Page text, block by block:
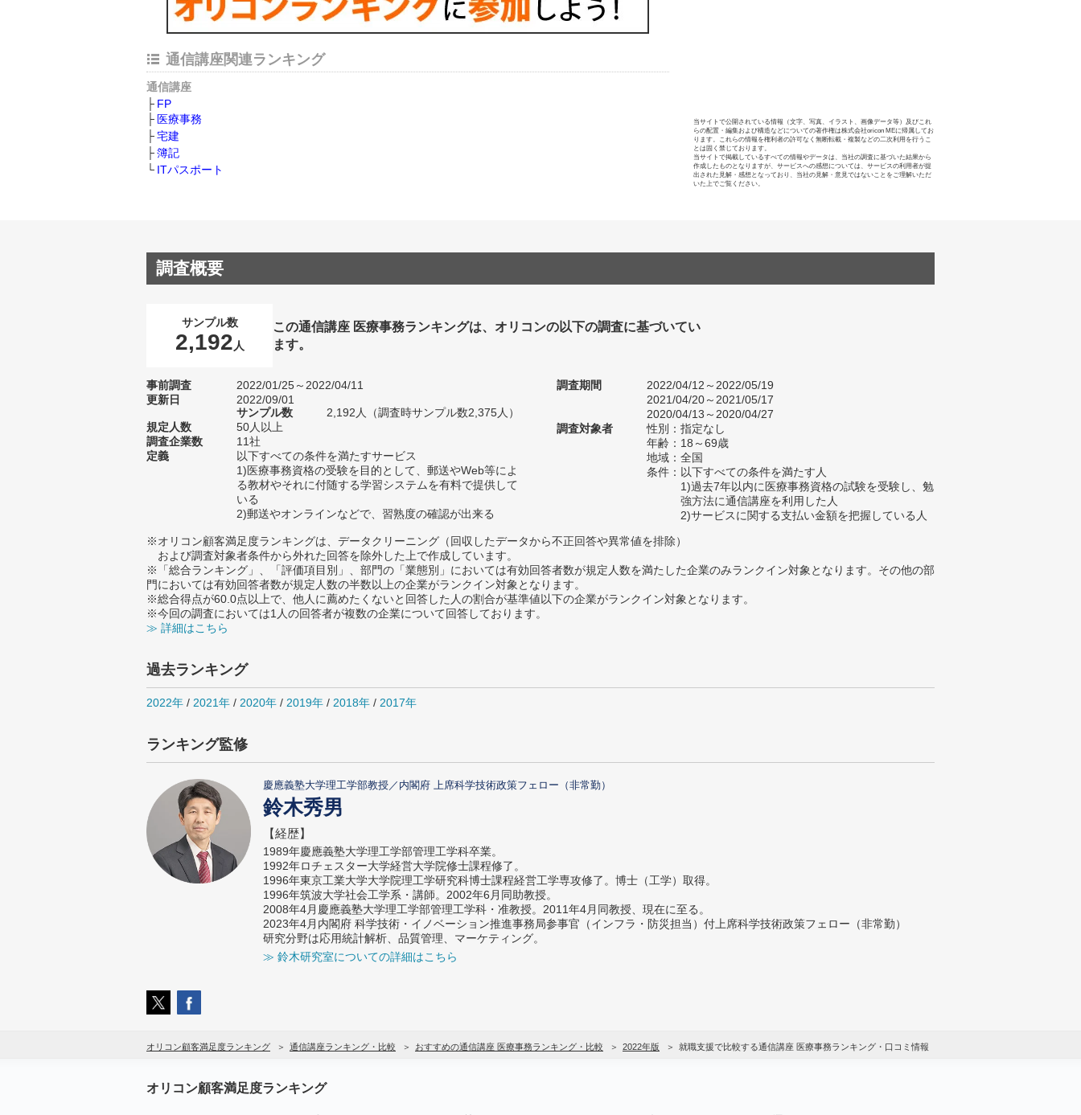
通信講座関連ランキング
通信講座
FP
医療事務
宅建
簿記
ITパスポート
当サイトで公開されている情報（文字、写真、イラスト、画像データ等）及びこれ
らの配置・編集および構造などについての著作権は株式会社oricon MEに帰属してお
ります。これらの情報を権利者の許可なく無断転載・複製などの二次利用を行うこ
とは固く禁じております。
当サイトで掲載しているすべての情報やデータは、当社の調査に基づいた結果から
作成したものとなりますが、サービスへの感想については、サービスの利用者が提
出された見解・感想となっており、当社の見解・意見ではないことをご理解いただ
いた上でご覧ください。
調査概要
サンプル数
2,192 人
この通信講座 医療事務ランキングは、オリコンの以下の調査に基づいてい
ます。
事前調査
2022/01/25～2022/04/11
更新日
2022/09/01
サンプル数
2,192人（調査時サンプル数2,375人）
規定人数
50人以上
調査企業数
11社
定義
以下すべての条件を満たすサービス
1)医療事務資格の受験を目的として、郵送やWeb等によ
る教材やそれに付随する学習システムを有料で提供して
いる
2)郵送やオンラインなどで、習熟度の確認が出来る
調査期間
2022/04/12～2022/05/19
2021/04/20～2021/05/17
2020/04/13～2020/04/27
調査対象者
性別：指定なし
年齢：18～69歳
地域：全国
条件：以下すべての条件を満たす人
1)過去7年以内に医療事務資格の試験を受験し、勉
強方法に通信講座を利用した人
2)サービスに関する支払い金額を把握している人
※オリコン顧客満足度ランキングは、データクリーニング（回収したデータから不正回答や異常値を排除）
および調査対象者条件から外れた回答を除外した上で作成しています。
※「総合ランキング」、「評価項目別」、部門の「業態別」においては有効回答者数が規定人数を満たした企業のみランクイン対象となります。その他の部
門においては有効回答者数が規定人数の半数以上の企業がランクイン対象となります。
※総合得点が60.0点以上で、他人に薦めたくないと回答した人の割合が基準値以下の企業がランクイン対象となります。
※今回の調査においては1人の回答者が複数の企業について回答しております。
≫ 詳細はこちら
過去ランキング
2022年 / 2021年 / 2020年 / 2019年 / 2018年 / 2017年
ランキング監修
慶應義塾大学理工学部教授／内閣府 上席科学技術政策フェロー（非常勤）
鈴木秀男
【経歴】
1989年慶應義塾大学理工学部管理工学科卒業。
1992年ロチェスター大学経営大学院修士課程修了。
1996年東京工業大学大学院理工学研究科博士課程経営工学専攻修了。博士（工学）取得。
1996年筑波大学社会工学系・講師。2002年6月同助教授。
2008年4月慶應義塾大学理工学部管理工学科・准教授。2011年4月同教授、現在に至る。
2023年4月内閣府 科学技術・イノベーション推進事務局参事官（インフラ・防災担当）付上席科学技術政策フェロー（非常勤）
研究分野は応用統計解析、品質管理、マーケティング。
≫ 鈴木研究室についての詳細はこちら
オリコン顧客満足度ランキング 通信講座ランキング・比較 おすすめの通信講座 医療事務ランキング・比較 2022年版 就職支援で比較する通信講座 医療事務ランキング・口コミ情報
オリコン顧客満足度ランキング